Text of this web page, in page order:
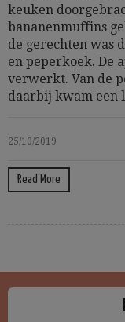
keuken
bananenmuffins
de gerechten was
en peperkoek. De
verwerkt. Van de
daarbij kwam een
25/10/2019
Read More